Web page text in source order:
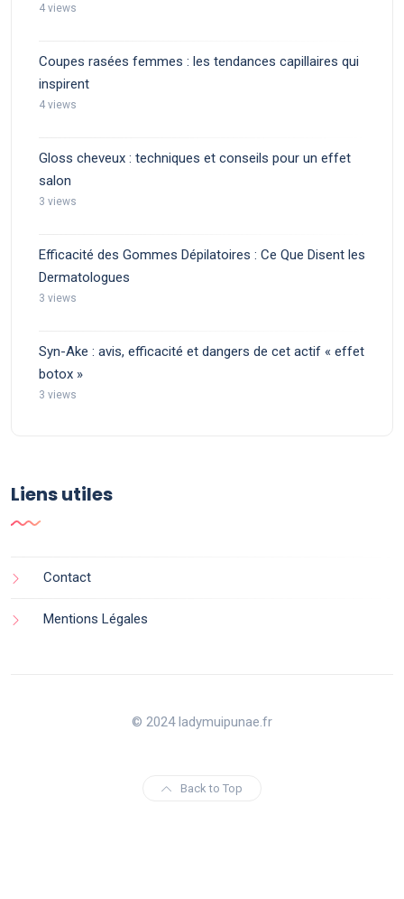
4 views
Coupes rasées femmes : les tendances capillaires qui
inspirent
4 views
Gloss cheveux : techniques et conseils pour un effet
salon
3 views
Efficacité des Gommes Dépilatoires : Ce Que Disent les
Dermatologues
3 views
Syn-Ake : avis, efficacité et dangers de cet actif « effet
botox »
3 views
Liens utiles
Contact
Mentions Légales
© 2024 ladymuipunae.fr
Back to Top